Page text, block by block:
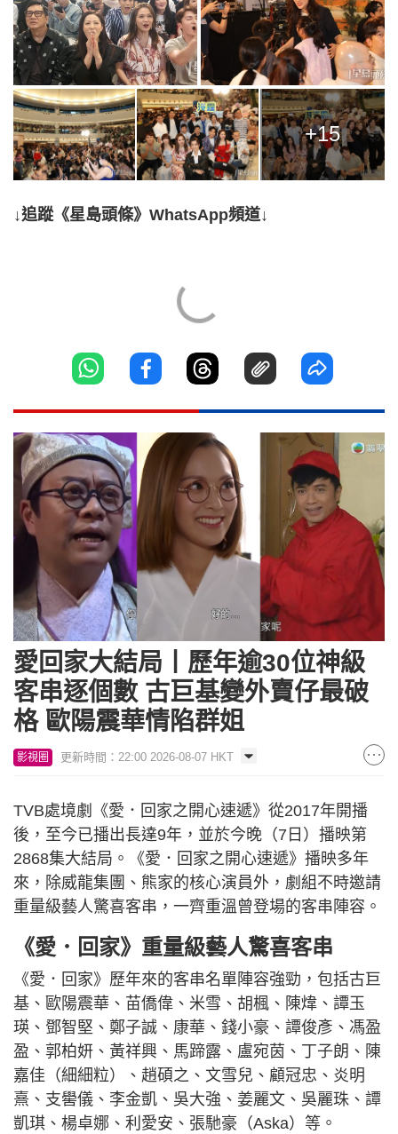
+15
↓追蹤《星島頭條》WhatsApp頻道↓
愛回家大結局丨歷年逾30位神級
客串逐個數 古巨基變外賣仔最破
格 歐陽震華情陷群姐
影視圈 更新時間：22:00 2026-08-07 HKT
TVB處境劇《愛．回家之開心速遞》從2017年開播
後，至今已播出長達9年，並於今晚（7日）播映第
2868集大結局。《愛．回家之開心速遞》播映多年
來，除威龍集團、熊家的核心演員外，劇組不時邀請
重量級藝人驚喜客串，一齊重溫曾登場的客串陣容。
《愛．回家》重量級藝人驚喜客串
《愛．回家》歷年來的客串名單陣容強勁，包括古巨
基、歐陽震華、苗僑偉、米雪、胡楓、陳煒、譚玉
瑛、鄧智堅、鄭子誠、康華、錢小豪、譚俊彥、馮盈
盈、郭柏妍、黃祥興、馬蹄露、盧宛茵、丁子朗、陳
嘉佳（細細粒）、趙碩之、文雪兒、顧冠忠、炎明
熹、支嚳儀、李金凱、吳大強、姜麗文、吳麗珠、譚
凱琪、楊卓娜、利愛安、張馳豪（Aska）等。